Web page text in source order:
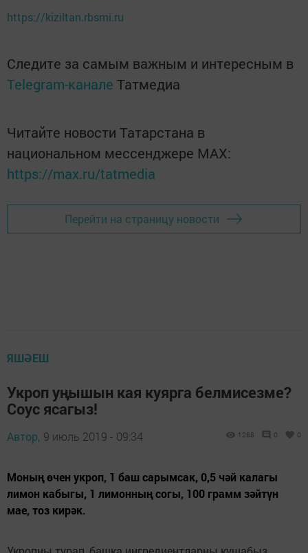
https://kiziltan.rbsmi.ru
Следите за самым важным и интересным в
Telegram-канале Татмедиа
Читайте новости Татарстана в
национальном мессенджере MАХ:
https://max.ru/tatmedia
Перейти на страницу новости
ЯШӘЕШ
Укроп уңышын кая куярга белмисезме?
Соус ясагыз!
Автор, 9 июль 2019 - 09:34 1288 0 0
Моның өчен укроп, 1 баш сарымсак, 0,5 чәй калагы
лимон кабыгы, 1 лимонның согы, 100 грамм зәйтүн
мае, тоз кирәк.